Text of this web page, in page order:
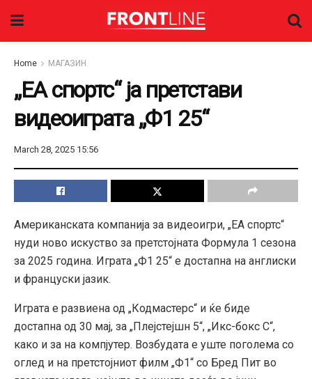
Home МАГАЗИН
„ЕА спортс“ ја претстави
видеоиграта „Ф1 25“
March 28, 2025 15:56
Американската компанија за видеоигри, „ЕА спортс“
нуди ново искуство за претстојната Формула 1 сезона
за 2025 година. Играта „Ф1 25“ е достапна на англиски
и француски јазик.
Играта е развиена од „Кодмастерс“ и ќе биде
достапна од 30 мај, за „Плејстејшн 5“, „Икс-бокс С“,
како и за на компјутер. Возбудата е уште поголема со
оглед и на претстојниот филм „Ф1“ со Бред Пит во